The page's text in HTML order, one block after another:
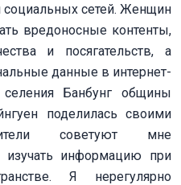
социальных сетей. Женщин
вредоносные контенты,
и посягательств, а
данные в интернет-
Банбунг общины
поделилась своими
советуют мне
изучать информацию при
Я нерегулярно